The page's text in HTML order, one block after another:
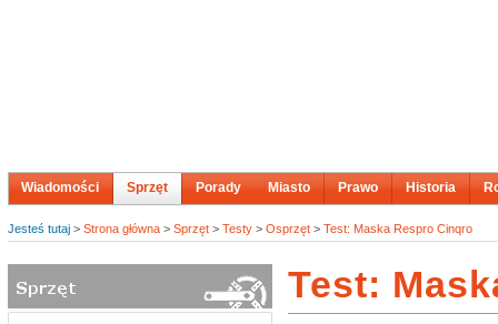
Wiadomości Sprzęt Porady Miasto Prawo Historia
Jesteś tutaj > Strona główna > Sprzęt > Testy > Osprzęt > Test: Maska Respro Cinqro
Test: